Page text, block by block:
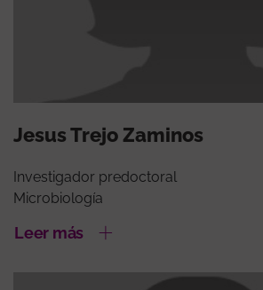
Jesus Trejo Zaminos
Investigador predoctoral
Microbiología
Leer más